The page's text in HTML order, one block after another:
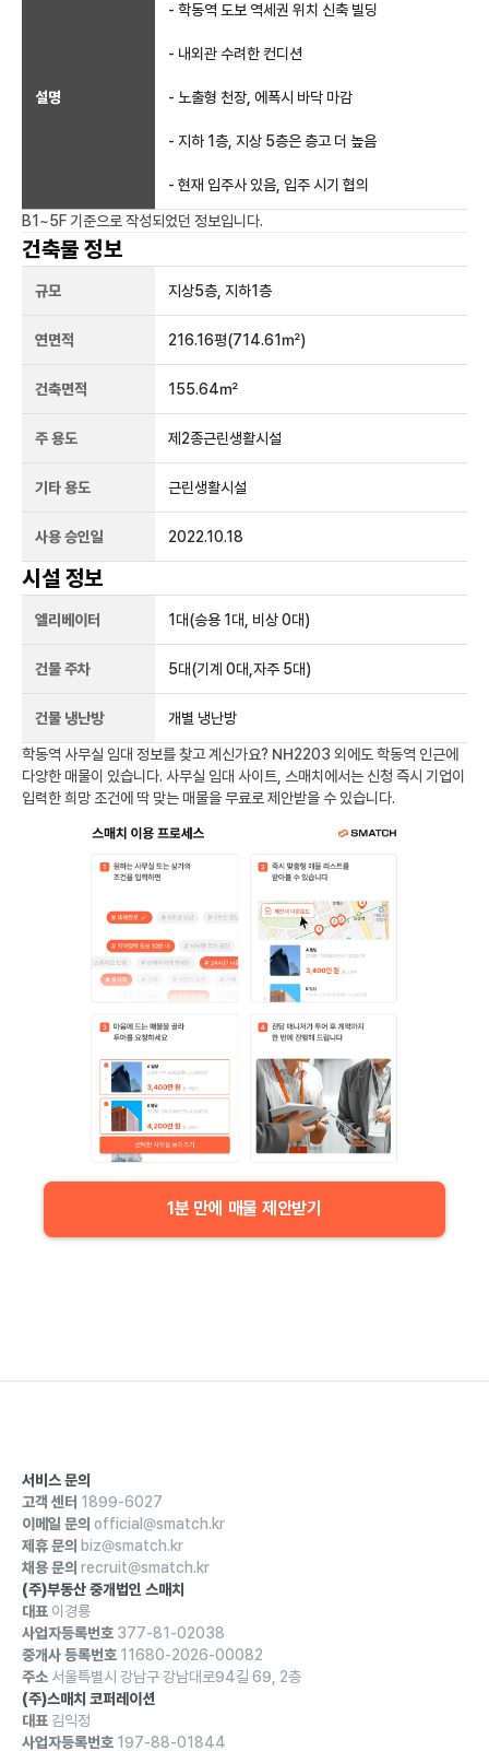
설명
- 학동역 도보 역세권 위치 신축 빌딩
- 내외관 수려한 컨디션
- 노출형 천장, 에폭시 바닥 마감
- 지하 1층, 지상 5층은 층고 더 높음
- 현재 입주사 있음, 입주 시기 협의
B1~5F 기준으로 작성되었던 정보입니다.
건축물 정보
규모 지상5층, 지하1층
연면적 216.16평(714.61㎡)
건축면적 155.64㎡
주 용도 제2종근린생활시설
기타 용도 근린생활시설
사용 승인일 2022.10.18
시설 정보
엘리베이터 1 대(승용 1대, 비상 0대)
건물 주차 5대(기계 0대,자주 5대)
건물 냉난방 개별 냉난방
학동역 사무실 임대 정보를 찾고 계신가요? NH2203 외에도 학동역 인근에
다양한 매물이 있습니다. 사무실 임대 사이트, 스매치에서는 신청 즉시 기업이
입력한 희망 조건에 딱 맞는 매물을 무료로 제안받을 수 있습니다.
1분 만에 매물 제안받기
서비스 문의
고객 센터 1899-6027
이메일 문의 official@smatch.kr
제휴 문의 biz@smatch.kr
채용 문의 recruit@smatch.kr
(주)부동산 중개법인 스매치
대표 이경룡
사업자등록번호 377-81-02038
중개사 등록번호 11680-2026-00082
주소 서울특별시 강남구 강남대로94길 69, 2층
(주)스매치 코퍼레이션
대표 김익정
사업자등록번호 197-88-01844